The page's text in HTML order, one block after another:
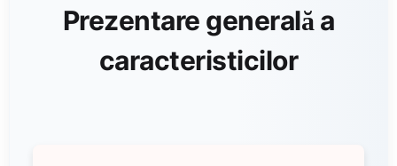
Prezentare generală a
caracteristicilor